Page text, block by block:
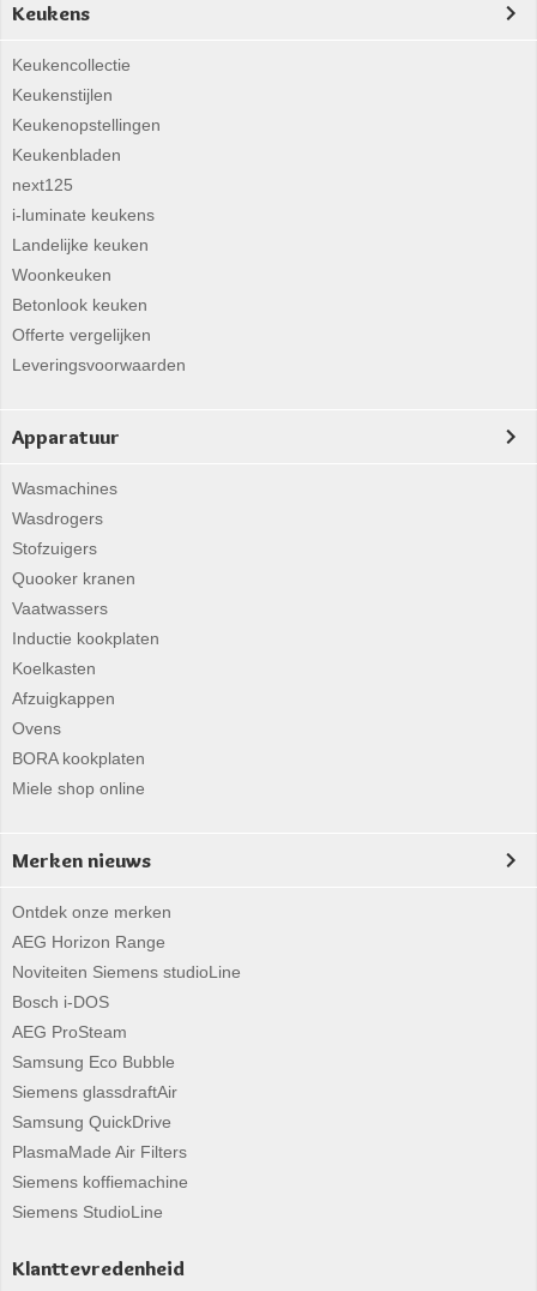
Keukens
Keukencollectie
Keukenstijlen
Keukenopstellingen
Keukenbladen
next125
i-luminate keukens
Landelijke keuken
Woonkeuken
Betonlook keuken
Offerte vergelijken
Leveringsvoorwaarden
Apparatuur
Wasmachines
Wasdrogers
Stofzuigers
Quooker kranen
Vaatwassers
Inductie kookplaten
Koelkasten
Afzuigkappen
Ovens
BORA kookplaten
Miele shop online
Merken nieuws
Ontdek onze merken
AEG Horizon Range
Noviteiten Siemens studioLine
Bosch i-DOS
AEG ProSteam
Samsung Eco Bubble
Siemens glassdraftAir
Samsung QuickDrive
PlasmaMade Air Filters
Siemens koffiemachine
Siemens StudioLine
Klanttevredenheid